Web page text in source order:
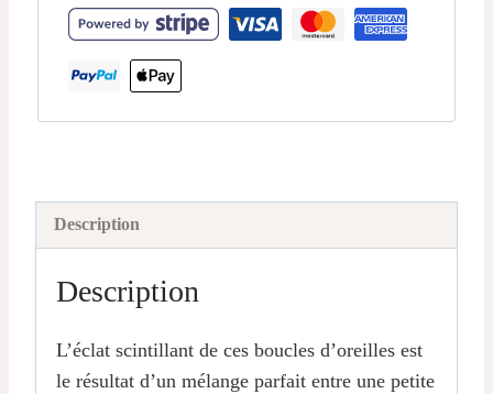
Description
Description
L’éclat scintillant de ces boucles d’oreilles est
le résultat d’un mélange parfait entre une petite